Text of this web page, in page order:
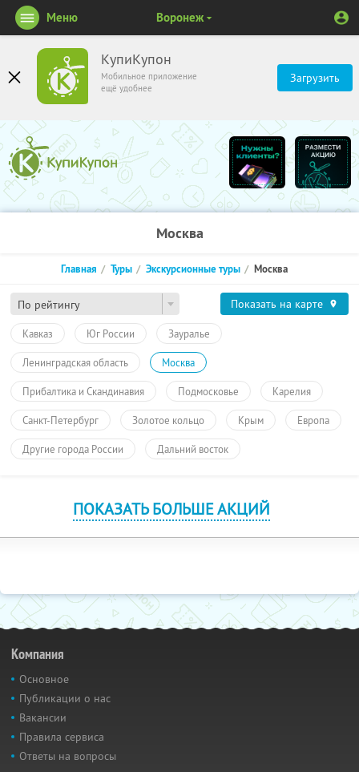
КупиКупон
Мобильное приложение
ещё удобнее
Загрузить
Меню Воронеж
Москва
По рейтингу
Главная Туры Экскурсионные туры Москва
Показать на карте
Кавказ Юг России Зауралье
Ленинградская область Москва
Прибалтика и Скандинавия Подмосковье Карелия
Санкт-Петербург Золотое кольцо Крым Европа
Другие города России Дальний восток
ПОКАЗАТЬ БОЛЬШЕ АКЦИЙ
Компания
Основное
Публикации о нас
Вакансии
Правила сервиса
Ответы на вопросы